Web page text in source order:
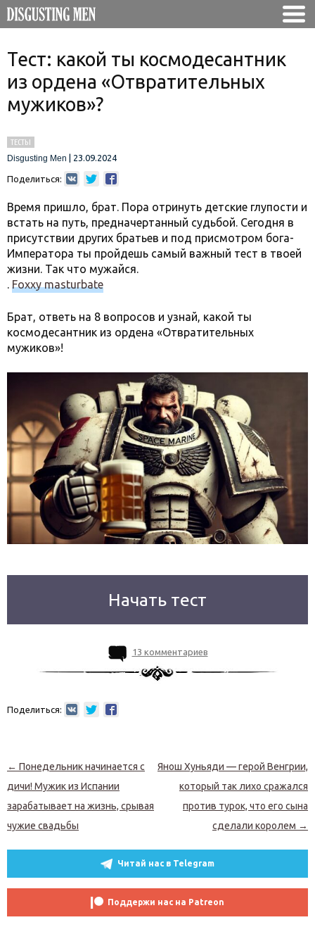
Тест: какой ты космодесантник
из ордена «Отвратительных
мужиков»?
ТЕСТЫ
Disgusting Men
23.09.2024
Поделиться:
Время пришло, брат. Пора отринуть детские глупости и
встать на путь, предначертанный судьбой. Сегодня в
присутствии других братьев и под присмотром бога-
Императора ты пройдешь самый важный тест в твоей
жизни. Так что мужайся.
. Foxxy masturbate
Брат, ответь на 8 вопросов и узнай, какой ты
космодесантник из ордена «Отвратительных
мужиков»!
Начать тест
13 комментариев
Поделиться:
Навигация по записям
← Понедельник начинается с
дичи! Мужик из Испании
зарабатывает на жизнь, срывая
чужие свадьбы
Янош Хуньяди — герой Венгрии,
который так лихо сражался
против турок, что его сына
сделали королем →
Читай нас в Telegram
Поддержи нас на Patreon